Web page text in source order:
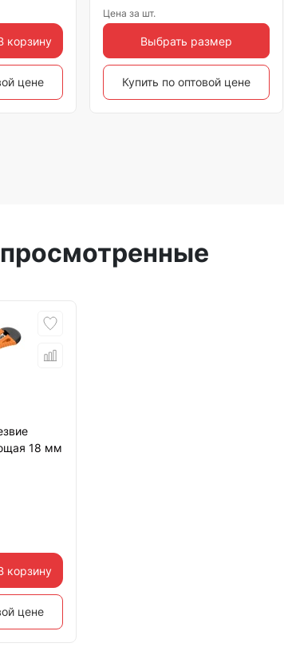
корзину
цене
Цена за шт.
Выбрать размер
Купить по оптовой цене
18 мм
корзину
цене